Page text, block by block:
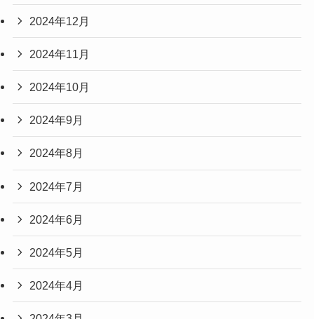
2024年12月
2024年11月
2024年10月
2024年9月
2024年8月
2024年7月
2024年6月
2024年5月
2024年4月